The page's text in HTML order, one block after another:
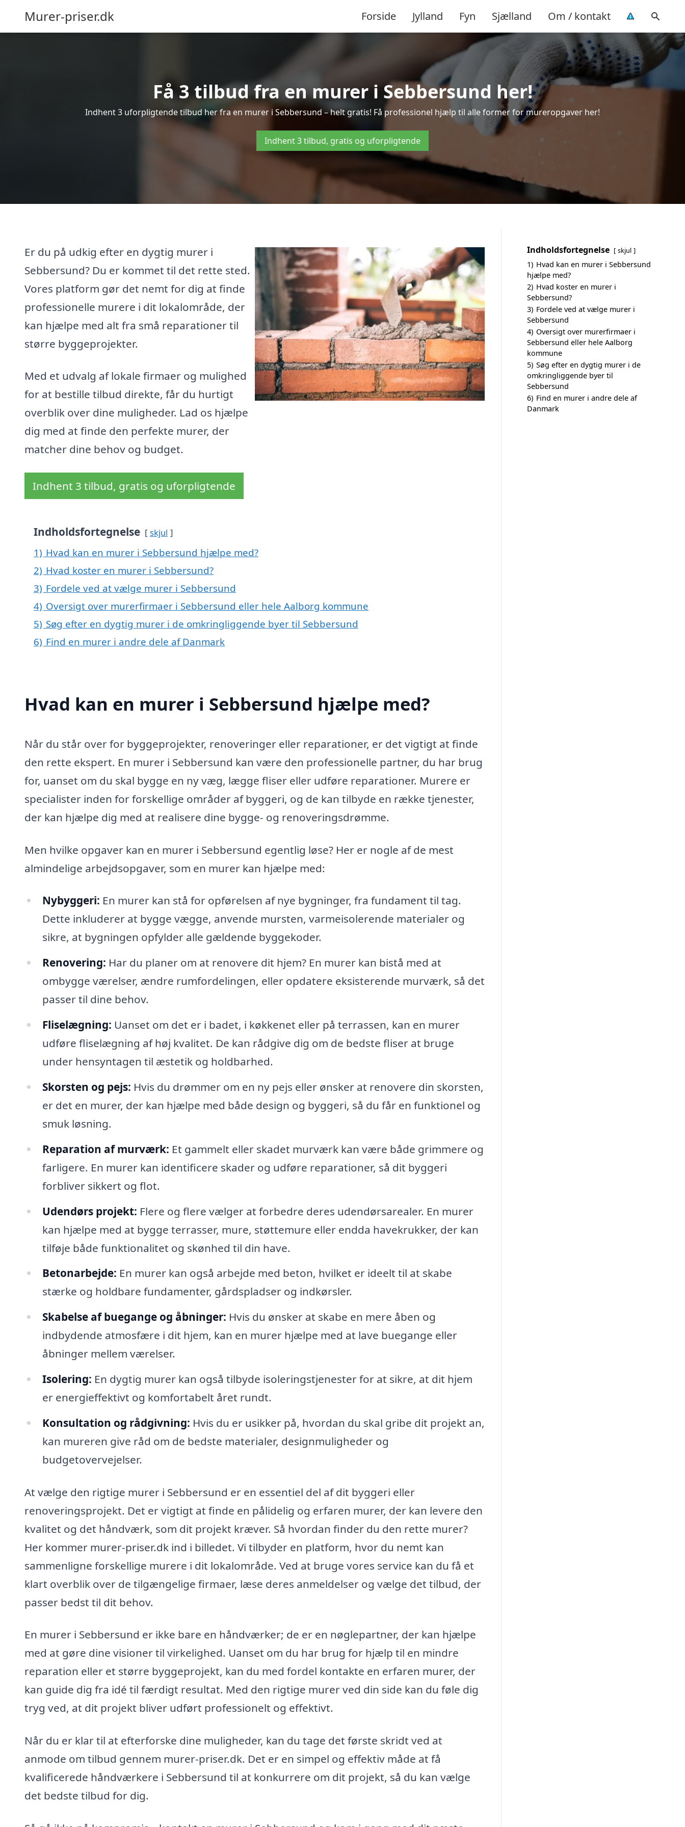
Murer-priser.dk Forside Jylland Fyn Sjælland Om / kontakt
Få 3 tilbud fra en murer i Sebbersund her!
Indhent 3 uforpligtende tilbud her fra en murer i Sebbersund – helt gratis! Få professionel hjælp til alle former for mureropgaver her!
Indhent 3 tilbud, gratis og uforpligtende
Er du på udkig efter en dygtig murer i
Sebbersund? Du er kommet til det rette sted.
Vores platform gør det nemt for dig at finde
professionelle murere i dit lokalområde, der
kan hjælpe med alt fra små reparationer til
større byggeprojekter.
Med et udvalg af lokale firmaer og mulighed
for at bestille tilbud direkte, får du hurtigt
overblik over dine muligheder. Lad os hjælpe
dig med at finde den perfekte murer, der
matcher dine behov og budget.
Indhent 3 tilbud, gratis og uforpligtende
Indholdsfortegnelse skjul
1) Hvad kan en murer i Sebbersund hjælpe med?
2) Hvad koster en murer i Sebbersund?
3) Fordele ved at vælge murer i Sebbersund
4) Oversigt over murerfirmaer i Sebbersund eller hele Aalborg kommune
5) Søg efter en dygtig murer i de omkringliggende byer til Sebbersund
6) Find en murer i andre dele af Danmark
Hvad kan en murer i Sebbersund hjælpe med?
Når du står over for byggeprojekter, renoveringer eller reparationer, er det vigtigt at finde
den rette ekspert. En murer i Sebbersund kan være den professionelle partner, du har brug
for, uanset om du skal bygge en ny væg, lægge fliser eller udføre reparationer. Murere er
specialister inden for forskellige områder af byggeri, og de kan tilbyde en række tjenester,
der kan hjælpe dig med at realisere dine bygge- og renoveringsdrømme.
Men hvilke opgaver kan en murer i Sebbersund egentlig løse? Her er nogle af de mest
almindelige arbejdsopgaver, som en murer kan hjælpe med:
Nybyggeri: En murer kan stå for opførelsen af nye bygninger, fra fundament til tag.
Dette inkluderer at bygge vægge, anvende mursten, varmeisolerende materialer og
sikre, at bygningen opfylder alle gældende byggekoder.
Renovering: Har du planer om at renovere dit hjem? En murer kan bistå med at
ombygge værelser, ændre rumfordelingen, eller opdatere eksisterende murværk, så det
passer til dine behov.
Fliselægning: Uanset om det er i badet, i køkkenet eller på terrassen, kan en murer
udføre fliselægning af høj kvalitet. De kan rådgive dig om de bedste fliser at bruge
under hensyntagen til æstetik og holdbarhed.
Skorsten og pejs: Hvis du drømmer om en ny pejs eller ønsker at renovere din skorsten,
er det en murer, der kan hjælpe med både design og byggeri, så du får en funktionel og
smuk løsning.
Reparation af murværk: Et gammelt eller skadet murværk kan være både grimmere og
farligere. En murer kan identificere skader og udføre reparationer, så dit byggeri
forbliver sikkert og flot.
Udendørs projekt: Flere og flere vælger at forbedre deres udendørsarealer. En murer
kan hjælpe med at bygge terrasser, mure, støttemure eller endda havekrukker, der kan
tilføje både funktionalitet og skønhed til din have.
Betonarbejde: En murer kan også arbejde med beton, hvilket er ideelt til at skabe
stærke og holdbare fundamenter, gårdspladser og indkørsler.
Skabelse af buegange og åbninger: Hvis du ønsker at skabe en mere åben og
indbydende atmosfære i dit hjem, kan en murer hjælpe med at lave buegange eller
åbninger mellem værelser.
Isolering: En dygtig murer kan også tilbyde isoleringstjenester for at sikre, at dit hjem
er energieffektivt og komfortabelt året rundt.
Konsultation og rådgivning: Hvis du er usikker på, hvordan du skal gribe dit projekt an,
kan mureren give råd om de bedste materialer, designmuligheder og
budgetovervejelser.
At vælge den rigtige murer i Sebbersund er en essentiel del af dit byggeri eller
renoveringsprojekt. Det er vigtigt at finde en pålidelig og erfaren murer, der kan levere den
kvalitet og det håndværk, som dit projekt kræver. Så hvordan finder du den rette murer?
Her kommer murer-priser.dk ind i billedet. Vi tilbyder en platform, hvor du nemt kan
sammenligne forskellige murere i dit lokalområde. Ved at bruge vores service kan du få et
klart overblik over de tilgængelige firmaer, læse deres anmeldelser og vælge det tilbud, der
passer bedst til dit behov.
En murer i Sebbersund er ikke bare en håndværker; de er en nøglepartner, der kan hjælpe
med at gøre dine visioner til virkelighed. Uanset om du har brug for hjælp til en mindre
reparation eller et større byggeprojekt, kan du med fordel kontakte en erfaren murer, der
kan guide dig fra idé til færdigt resultat. Med den rigtige murer ved din side kan du føle dig
tryg ved, at dit projekt bliver udført professionelt og effektivt.
Når du er klar til at efterforske dine muligheder, kan du tage det første skridt ved at
anmode om tilbud gennem murer-priser.dk. Det er en simpel og effektiv måde at få
kvalificerede håndværkere i Sebbersund til at konkurrere om dit projekt, så du kan vælge
det bedste tilbud for dig.
Indholdsfortegnelse skjul
1) Hvad kan en murer i Sebbersund
hjælpe med?
2) Hvad koster en murer i
Sebbersund?
3) Fordele ved at vælge murer i
Sebbersund
4) Oversigt over murerfirmaer i
Sebbersund eller hele Aalborg
kommune
5) Søg efter en dygtig murer i de
omkringliggende byer til
Sebbersund
6) Find en murer i andre dele af
Danmark